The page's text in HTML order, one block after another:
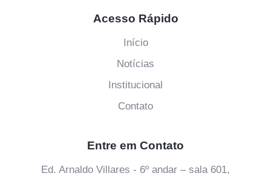
Acesso Rápido
Início
Notícias
Institucional
Contato
Entre em Contato
Ed. Arnaldo Villares - 6º andar – sala 601,